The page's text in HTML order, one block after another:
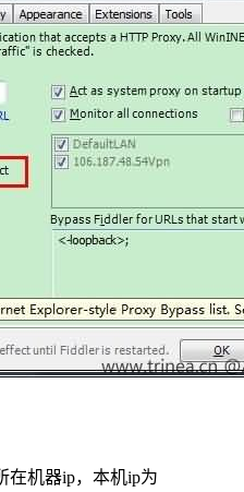
在机器ip，本机ip为